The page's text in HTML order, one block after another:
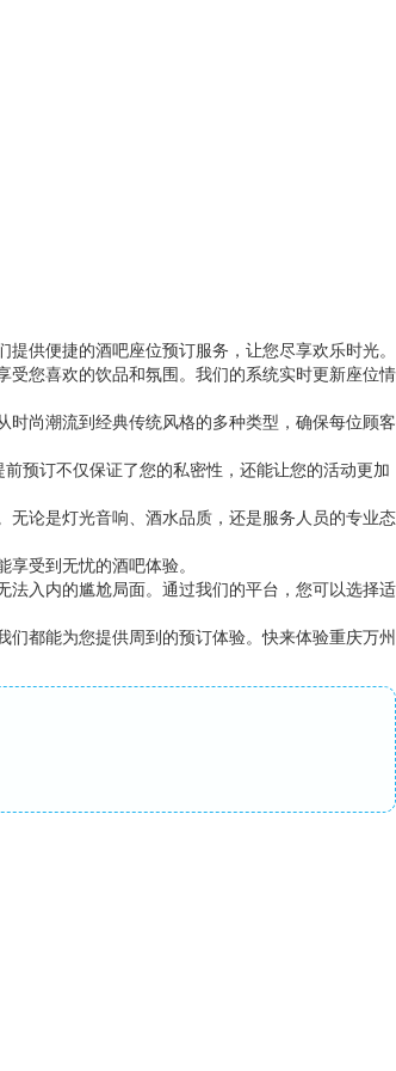
供便捷的酒吧座位预订服务，让您尽享欢乐时光。
您喜欢的饮品和氛围。我们的系统实时更新座位情
尚潮流到经典传统风格的多种类型，确保每位顾客
预订不仅保证了您的私密性，还能让您的活动更加
论是灯光音响、酒水品质，还是服务人员的专业态
受到无忧的酒吧体验。
入内的尴尬局面。通过我们的平台，您可以选择适
都能为您提供周到的预订体验。快来体验重庆万州